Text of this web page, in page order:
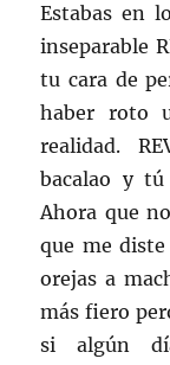
Estabas en
inseparable
tu cara de
haber roto
realidad.
bacalao y
Ahora que
que me
orejas a
más fiero
si algún